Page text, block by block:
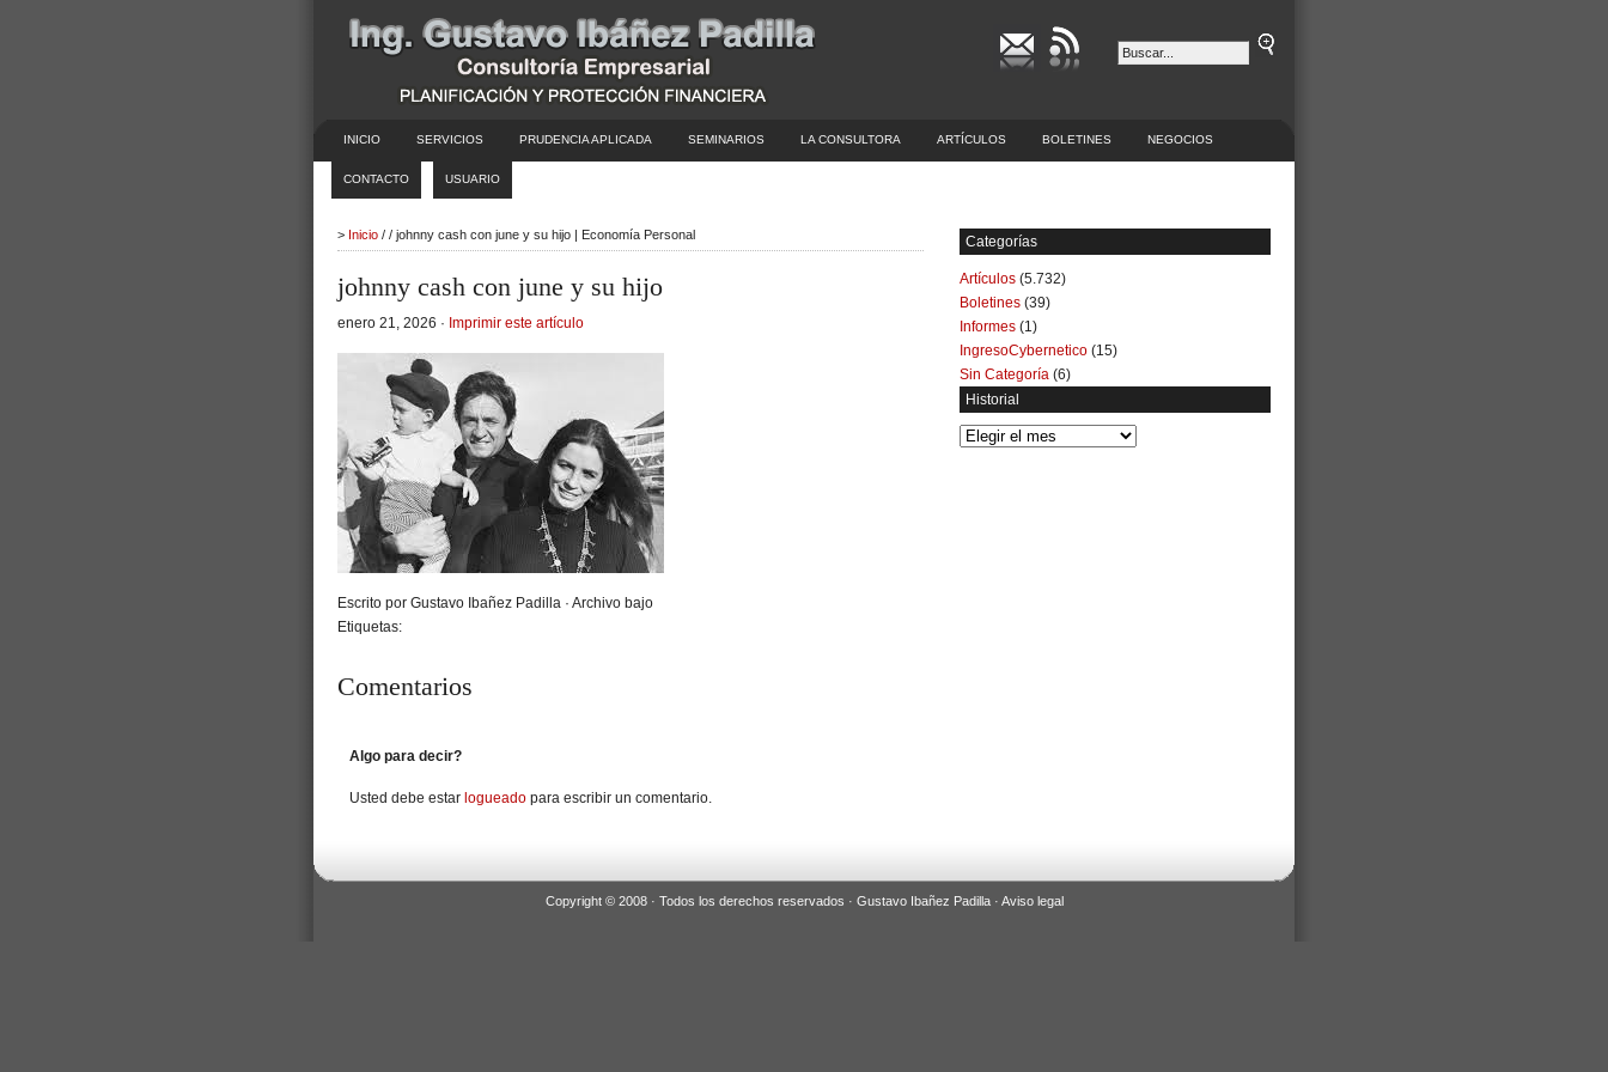
INICIO SERVICIOS PRUDENCIA APLICADA SEMINARIOS LA CONSULTORA ARTÍCULOS BOLETINES NEGOCIOS
CONTACTO USUARIO
> Inicio / / johnny cash con june y su hijo | Economía Personal
johnny cash con june y su hijo
enero 21, 2026 · Imprimir este artículo
Escrito por Gustavo Ibañez Padilla · Archivo bajo
Etiquetas:
Comentarios
Algo para decir?
Usted debe estar logueado para escribir un comentario.
Categorías
Artículos (5.732)
Boletines (39)
Informes (1)
IngresoCybernetico (15)
Sin Categoría (6)
Historial
Historial
Copyright © 2008 · Todos los derechos reservados · Gustavo Ibañez Padilla · Aviso legal